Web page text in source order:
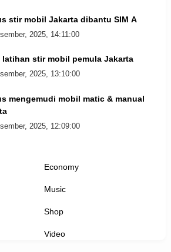
stir mobil Jakarta dibantu SIM A
2025, 14:11:00
latihan stir mobil pemula Jakarta
2025, 13:10:00
mengemudi mobil matic & manual
2025, 12:09:00
Economy
Music
Shop
Video